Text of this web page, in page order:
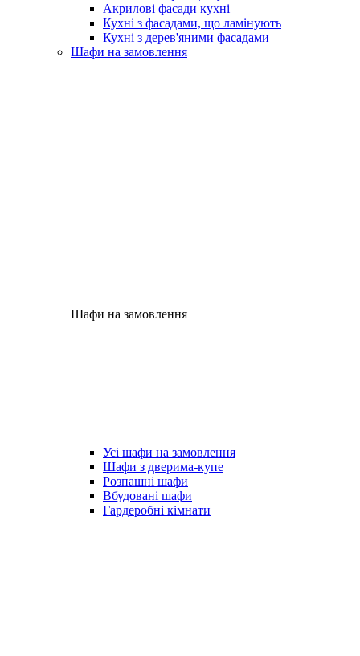
Акрилові фасади кухні
Кухні з фасадами, що ламінують
Кухні з дерев'яними фасадами
Шафи на замовлення
Шафи на замовлення
Усі шафи на замовлення
Шафи з дверима-купе
Розпашні шафи
Вбудовані шафи
Гардеробні кімнати